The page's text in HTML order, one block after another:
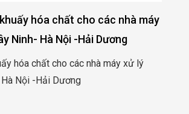
hóa chất cho các nhà máy
Ninh- Hà Nội -Hải Dương
hóa chất cho các nhà máy xử lý
Nội -Hải Dương